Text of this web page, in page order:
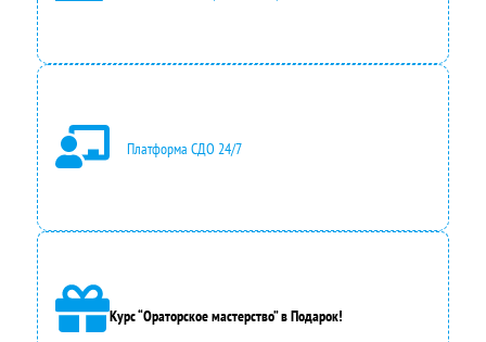
т
а
в
л
я
л
а
3
2
Платформа СДО 24/7
Курс “Ораторское мастерство” в Подарок!